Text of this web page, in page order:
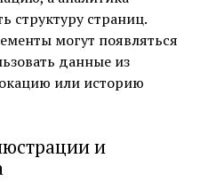
структуру страниц.
могут появляться
данные из
или историю
и